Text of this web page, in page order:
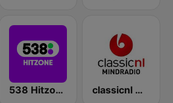
538 Hitzone classicnl Mind Radio